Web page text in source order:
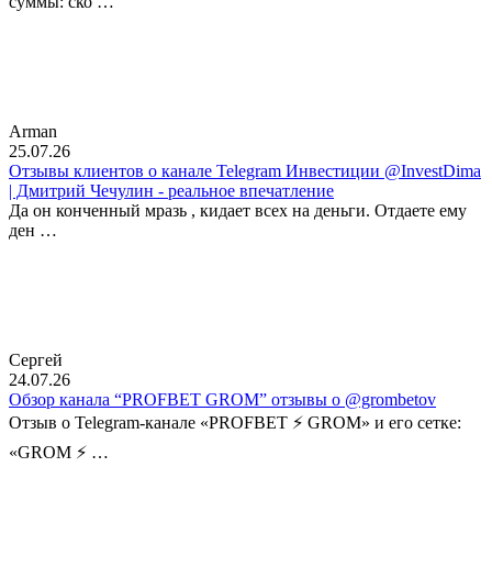
Arman
25.07.26
Отзывы клиентов о канале Telegram Инвестиции @InvestDima
| Дмитрий Чечулин - реальное впечатление
Да он конченный мразь , кидает всех на деньги. Отдаете ему
ден …
Сергей
24.07.26
Обзор канала “PROFBET GROM” отзывы о @grombetov
Отзыв о Telegram-канале «PROFBET ⚡️ GROM» и его сетке:
«GROM ⚡️ …